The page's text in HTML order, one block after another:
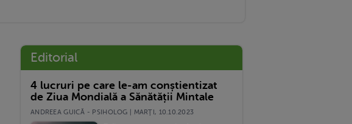
Editorial
4 lucruri pe care le-am conștientizat
de Ziua Mondială a Sănătății Mintale
ANDREEA GUICĂ - PSIHOLOG | MARŢI, 10.10.2023